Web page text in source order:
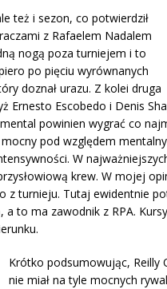
też i sezon, co potwierdził
z Rafaelem Nadalem
nogą poza turniejem i to
po pięciu wyrównanych
doznał urazu. Z kolei druga
Ernesto Escobedo i Denis
powinien wygrać co
pod względem
W
krew. W mojej
z turnieju. Tutaj ewidentnie
a to ma zawodnik z RPA.
Krótko podsumowując, Reilly
nie miał na tyle mocnych